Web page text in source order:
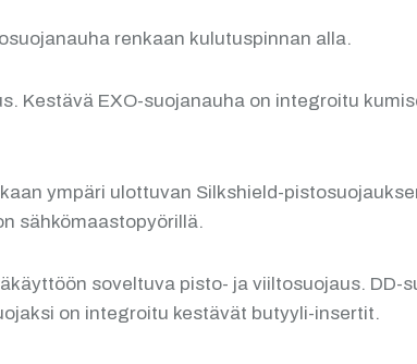
renkaan kulutuspinnan alla.
Kestävä EXO-suojanauha on integroitu
ympäri ulottuvan Silkshield-
sähkömaastopyörillä.
soveltuva pisto- ja viiltosuojaus.
on integroitu kestävät butyyli-insertit.